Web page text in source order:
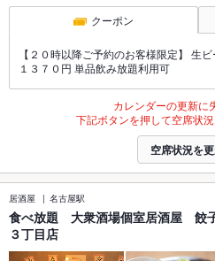
クーポン
【２０時以降ご予約のお客様限定】 生
１３７０円 単品飲み放題利用可
カレンダーの更新に
下記ボタンを押して空席状況
空席状況を
居酒屋 名古屋駅
食べ放題 大衆酒場個室居酒屋 餃
３丁目店